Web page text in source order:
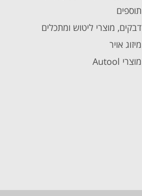
תוספים
דבקים, מוצרי ליטוש ומתכלים
מיזוג אויר
מוצרי Autool